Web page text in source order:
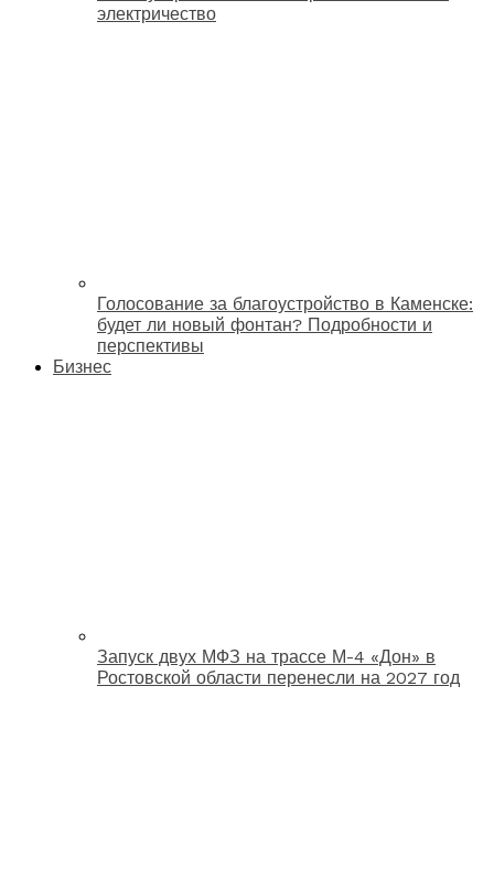
электричество
Голосование за благоустройство в Каменске:
будет ли новый фонтан? Подробности и
перспективы
Бизнес
Запуск двух МФЗ на трассе М-4 «Дон» в
Ростовской области перенесли на 2027 год